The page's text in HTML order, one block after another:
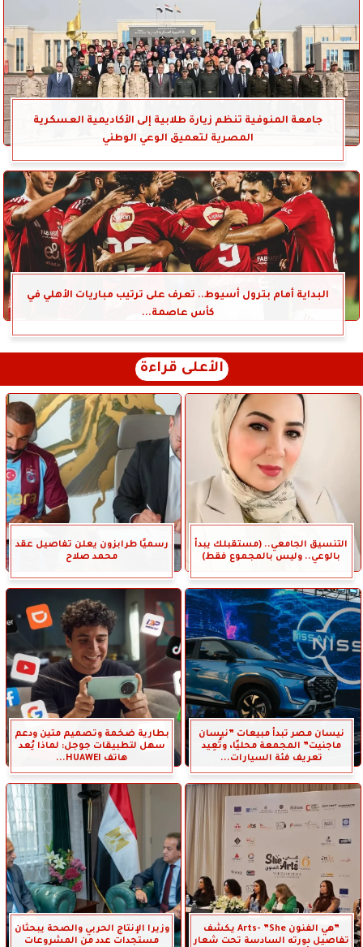
جامعة المنوفية تنظم زيارة طلابية إلى الأكاديمية العسكرية
المصرية لتعميق الوعي الوطني
البداية أمام بترول أسيوط.. تعرف على ترتيب مباريات الأهلي في
كأس عاصمة...
الأعلى قراءة
التنسيق الجامعي.. (مستقبلك يبدأ
بالوعي.. وليس بالمجموع فقط)
رسميًا طرابزون يعلن تفاصيل عقد
محمد صلاح
نيسان مصر تبدأ مبيعات ”نيسان
ماجنيت” المجمعة محليًا، وتُعِيد
تعريف فئة السيارات...
بطارية ضخمة وتصميم متين ودعم
سهل لتطبيقات جوجل: لماذا يُعد
هاتف HUAWEI...
”هي الفنون Arts- ”She يكشف
تفاصيل دورته السادسة تحت شعار
وزيرا الإنتاج الحربي والصحة يبحثان
مستجدات عدد من المشروعات